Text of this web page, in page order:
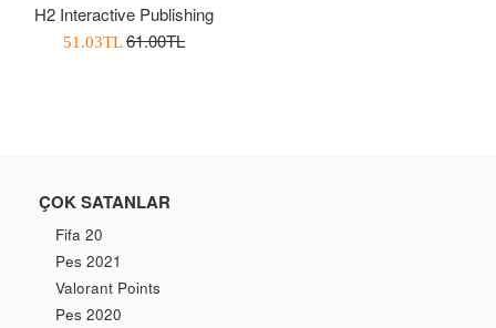
H2 Interactive Publishing
İndirimli
51.03TLNormal
61.00TL
ÇOK SATANLAR
Fifa 20
Pes 2021
Valorant Points
Pes 2020